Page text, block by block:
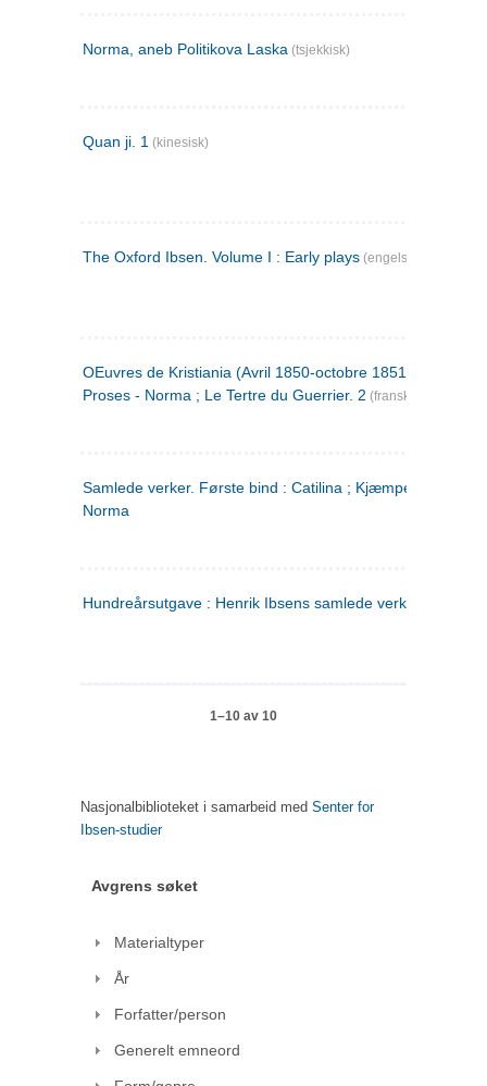
Norma, aneb Politikova Laska (tsjekkisk)
Quan ji. 1 (kinesisk)
The Oxford Ibsen. Volume I : Early plays (engelsk)
OEuvres de Kristiania (Avril 1850-octobre 1851) : Poèmes
Proses - Norma ; Le Tertre du Guerrier. 2 (fransk)
Samlede verker. Første bind : Catilina ; Kjæmpehøien ;
Norma
Hundreårsutgave : Henrik Ibsens samlede verker. 1
1–10 av 10
Nasjonalbiblioteket i samarbeid med Senter for
Ibsen-studier
Avgrens søket
Materialtyper
År
Forfatter/person
Generelt emneord